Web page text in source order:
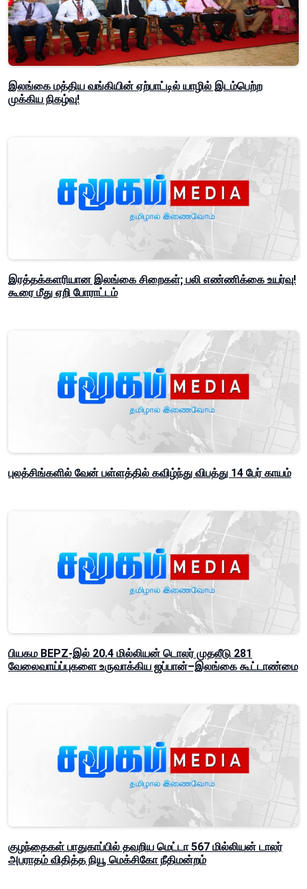
இலங்கை மத்திய வங்கியின் ஏற்பாட்டில் யாழில் இடம்பெற்ற
முக்கிய நிகழ்வு!
இரத்தக்களரியான இலங்கை சிறைகள்; பலி எண்ணிக்கை உயர்வு!
கூரை மீது ஏறி போராட்டம்
புலத்சிங்களில் வேன் பள்ளத்தில் கவிழ்ந்து விபத்து 14 பேர் காயம்
பியகம BEPZ-இல் 20.4 மில்லியன் டொலர் முதலீடு 281
வேலைவாய்ப்புகளை உருவாக்கிய ஜப்பான்–இலங்கை கூட்டாண்மை
குழந்தைகள் பாதுகாப்பில் தவறிய மெட்டா 567 மில்லியன் டாலர்
அபராதம் விதித்த நியூ மெக்சிகோ நீதிமன்றம்